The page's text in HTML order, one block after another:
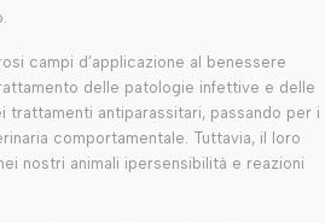
campi d’applicazione al benessere
delle patologie infettive e delle
trattamenti antiparassitari, passando per i
comportamentale. Tuttavia, il loro
nostri animali ipersensibilità e reazioni